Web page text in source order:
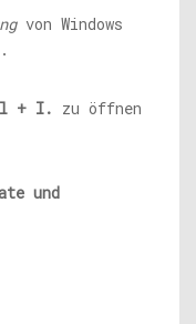
von Windows
+ I. zu öffnen
und